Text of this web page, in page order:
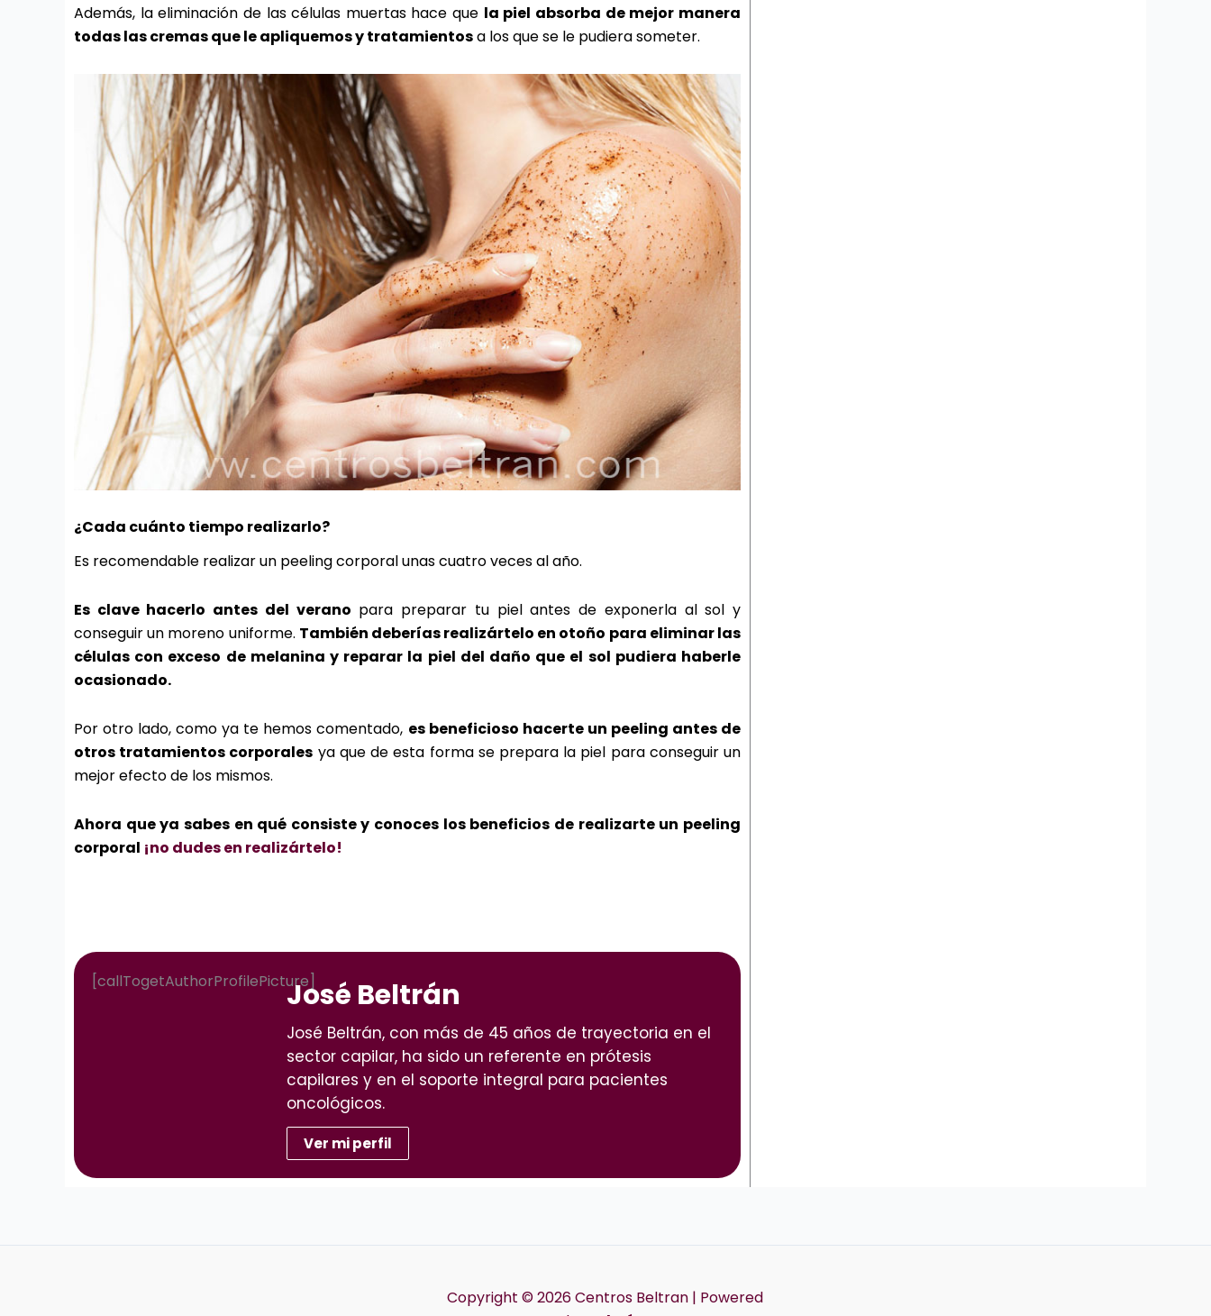
Además, la eliminación de las células muertas hace que la piel absorba de mejor manera
todas las cremas que le apliquemos y tratamientosa los que se le pudiera someter.
¿Cada cuánto tiempo realizarlo?
Es recomendable realizar un peeling corporal unas cuatro veces al año.
Es clave hacerlo antes del verano para preparar tu piel antes de exponerla al sol y
conseguir un moreno uniforme. También deberías realizártelo en otoño para eliminar las
células con exceso de melanina y reparar la piel del daño que el sol pudiera haberle
ocasionado.
Por otro lado, como ya te hemos comentado, es beneficioso hacerte un peeling antes de
otros tratamientos corporales ya que de esta forma se prepara la piel para conseguir un
mejor efecto de los mismos.
Ahora que ya sabes en qué consiste y conoces los beneficios de realizarte un peeling
corporal ¡no dudes en realizártelo!
[callTogetAuthorProfilePicture]José Beltrán
José Beltrán, con más de 45 años de trayectoria en el
sector capilar, ha sido un referente en prótesis
capilares y en el soporte integral para pacientes
oncológicos.
Ver mi perfil
Copyright © 2026 Centros Beltran | Powered